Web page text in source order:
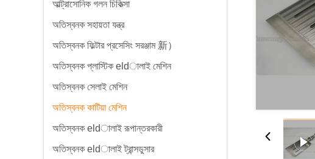
আল্ট্রাসোনিক গলন চিকিত্সা
অতিস্বনক সহায়তা যন্ত্র
অতিস্বনক ফিল্টার প্রসেসিং সরঞ্জাম 新）
অতিস্বনক প্লাস্টিক eldালাই মেশিন
অতিস্বনক সেলাই মেশিন
অতিস্বনক কাটিয়া মেশিন
অতিস্বনক eldালাই রূপান্তরকারী
অতিস্বনক eldালাই ট্রান্সডুসার